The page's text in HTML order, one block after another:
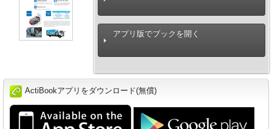
アプリ版でブックを開く
ActiBookアプリをダウンロード(無償)